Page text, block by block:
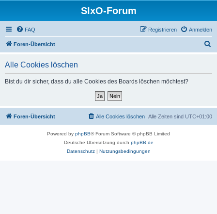
SIxO-Forum
FAQ Anmelden
Registrieren
Foren-Übersicht
Alle Cookies löschen
Bist du dir sicher, dass du alle Cookies des Boards löschen möchtest?
Foren-Übersicht Alle Zeiten sind UTC+01:00
Alle Cookies löschen
Powered by phpBB® Forum Software © phpBB Limited
Deutsche Übersetzung durch phpBB.de
Datenschutz| Nutzungsbedingungen